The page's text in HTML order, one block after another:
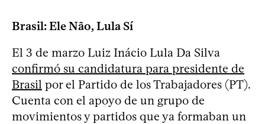
Brasil: Ele Não, Lula Sí
El 3 de marzo Luiz Inácio Lula Da Silva
confirmó su candidatura para presidente de
Brasil por el Partido de los Trabajadores (PT).
Cuenta con el apoyo de un grupo de
movimientos y partidos que ya formaban un